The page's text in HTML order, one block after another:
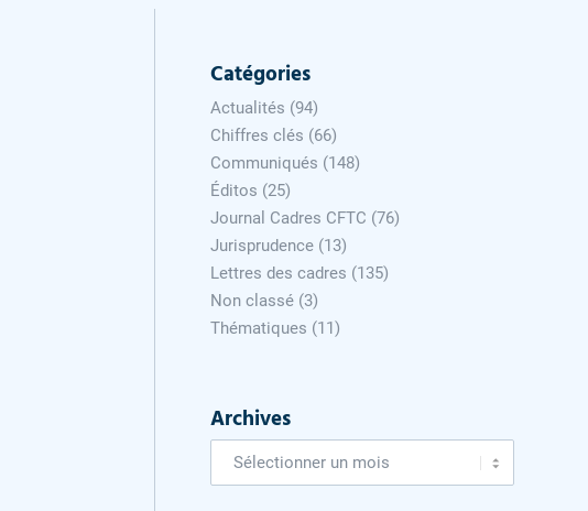
Catégories
Actualités (94)
Chiffres clés (66)
Communiqués (148)
Éditos (25)
Journal Cadres CFTC (76)
Jurisprudence (13)
Lettres des cadres (135)
Non classé (3)
Thématiques (11)
Archives